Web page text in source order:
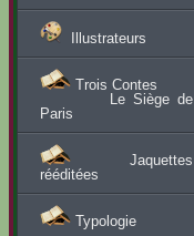
Illustrateurs
Trois Contes
Le Siège de
Paris
Jaquettes
rééditées
Typologie